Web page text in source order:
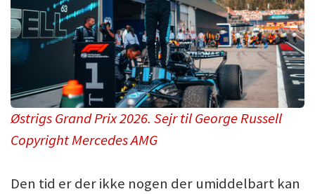
Østrigs Grand Prix 2026. Sejr til George Russell
Copyright Mercedes AMG
Den tid er der ikke nogen der umiddelbart kan